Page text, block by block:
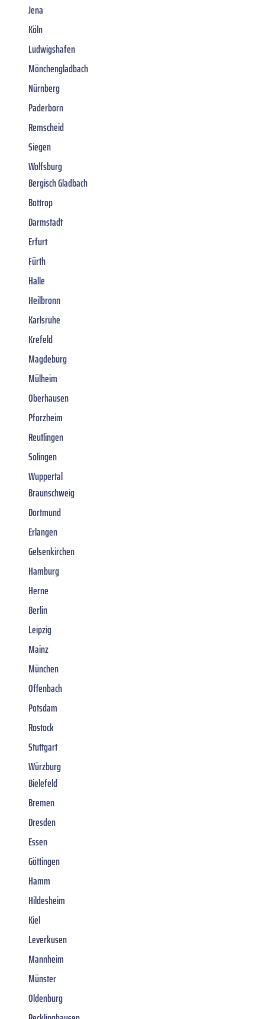
Jena
Köln
Ludwigshafen
Mönchengladbach
Nürnberg
Paderborn
Remscheid
Siegen
Wolfsburg
Bergisch Gladbach
Bottrop
Darmstadt
Erfurt
Fürth
Halle
Heilbronn
Karlsruhe
Krefeld
Magdeburg
Mülheim
Oberhausen
Pforzheim
Reutlingen
Solingen
Wuppertal
Braunschweig
Dortmund
Erlangen
Gelsenkirchen
Hamburg
Herne
Berlin
Leipzig
Mainz
München
Offenbach
Potsdam
Rostock
Stuttgart
Würzburg
Bielefeld
Bremen
Dresden
Essen
Göttingen
Hamm
Hildesheim
Kiel
Leverkusen
Mannheim
Münster
Oldenburg